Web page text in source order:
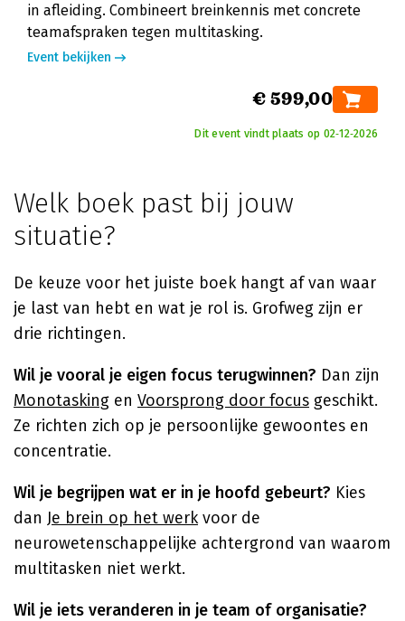
in afleiding. Combineert breinkennis met concrete
teamafspraken tegen multitasking.
Event bekijken
€ 599,00
Dit event vindt plaats op 02‑12‑2026
Welk boek past bij jouw
situatie?
De keuze voor het juiste boek hangt af van waar
je last van hebt en wat je rol is. Grofweg zijn er
drie richtingen.
Wil je vooral je eigen focus terugwinnen? Dan zijn
Monotasking en Voorsprong door focus geschikt.
Ze richten zich op je persoonlijke gewoontes en
concentratie.
Wil je begrijpen wat er in je hoofd gebeurt? Kies
dan Je brein op het werkvoor de
neurowetenschappelijke achtergrond van waarom
multitasken niet werkt.
Wil je iets veranderen in je team of organisatie?